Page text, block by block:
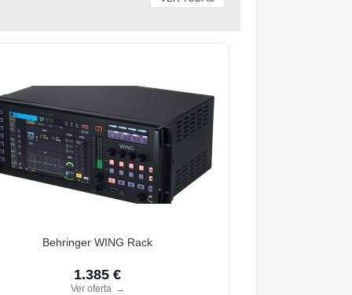
Behringer WING Rack
1.385 €
Ver oferta →